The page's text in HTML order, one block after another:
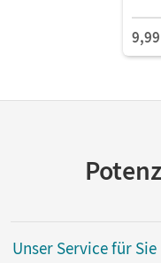
Mit
Unser Service für Sie